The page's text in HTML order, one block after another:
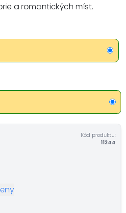
a romantických míst.
Kód produktu:
11244